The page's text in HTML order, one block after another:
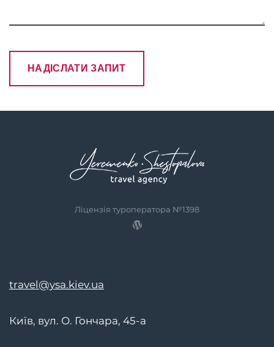
Ліцензія туроператора №1398
travel@ysa.kiev.ua
Київ, вул. О. Гончара, 45-а